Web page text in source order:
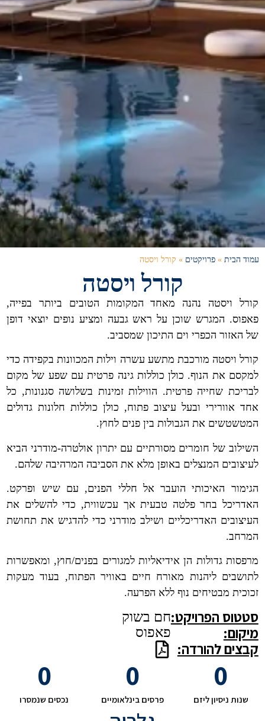
עמוד הבית»פרויקטים»קורל ויסטה
קורל ויסטה
קורל ויסטה נהנה מאחד המקומות הטובים ביותר בפייה,
פאפוס. המגרש שוכן על ראש גבעה ומציע נופים יוצאי דופן
של האזור הכפרי וים התיכון שמסביב.
קורל ויסטה מורכבת מתשע עשרה וילות המכוונות בקפידה כדי
למקסם את הנוף. כולן כוללות גינה פרטית עם שפע של מקום
לבריכת שחייה פרטית. הווילות זמינות בשלושה סגנונות, כל
אחד אוורירי ובעל עיצוב פתוח, כולן כוללות חלונות גדולים
המטשטשים את הגבולות בין פנים לחוץ.
השילוב של חומרים מסורתיים עם יתרון אולטרה-מודרני הביא
לעיצובים המנצלים באופן מלא את הסביבה המרהיבה שלהם.
הגימור האיכותי הועבר אל חללי הפנים, עם שיש ופרקט.
האדריכל בחר פלטה טבעית אך עכשווית, כדי להשלים את
העיצובים האדריכליים ושילב מודרני כדי להדגיש את תחושת
המרחב.
מרפסות גדולות הן אידיאליות למגורים בפנים/חוץ, ומאפשרות
לתושבים ליהנות מאורח חיים באוויר הפתוח, בעוד מעקות
זכוכית מבטיחים נוף ללא הפרעה.
סטטוס הפרויקט:
מיקום:
קבצים להורדה:
חם בשוק
פאפוס
שנות ניסיון ליזם
0
פרסים בינלאומיים
0
נכסים שנמסרו
0